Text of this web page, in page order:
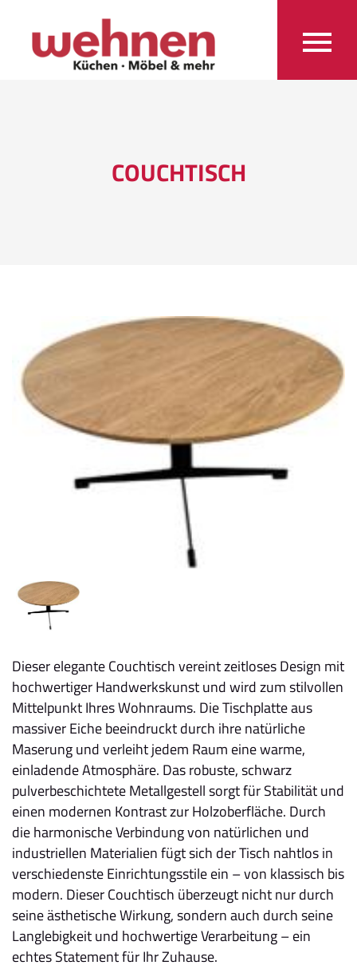
COUCHTISCH
Dieser elegante Couchtisch vereint zeitloses Design mit
hochwertiger Handwerkskunst und wird zum stilvollen
Mittelpunkt Ihres Wohnraums. Die Tischplatte aus
massiver Eiche beeindruckt durch ihre natürliche
Maserung und verleiht jedem Raum eine warme,
einladende Atmosphäre. Das robuste, schwarz
pulverbeschichtete Metallgestell sorgt für Stabilität und
einen modernen Kontrast zur Holzoberfläche. Durch
die harmonische Verbindung von natürlichen und
industriellen Materialien fügt sich der Tisch nahtlos in
verschiedenste Einrichtungsstile ein – von klassisch bis
modern. Dieser Couchtisch überzeugt nicht nur durch
seine ästhetische Wirkung, sondern auch durch seine
Langlebigkeit und hochwertige Verarbeitung – ein
echtes Statement für Ihr Zuhause.